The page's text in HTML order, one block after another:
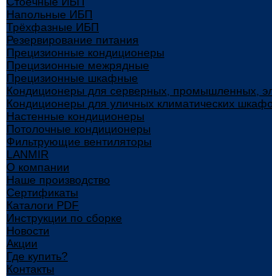
Напольные ИБП
Трёхфазные ИБП
Резервирование питания
Прецизионные кондиционеры
Прецизионные межрядные
Прецизионные шкафные
Кондиционеры для серверных, промышленных,
Кондиционеры для уличных климатических
Настенные кондиционеры
Потолочные кондиционеры
Фильтрующие вентиляторы
LANMIR
О компании
Наше производство
Сертификаты
Каталоги PDF
Инструкции по сборке
Новости
Акции
Где купить?
Контакты